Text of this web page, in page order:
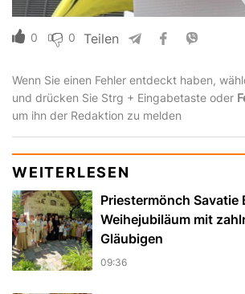
0 0 Teilen
Wenn Sie einen Fehler entdeckt haben,
und drücken Sie Strg + Eingabetaste oder
um ihn der Redaktion zu melden
WEITERLESEN
Priestermönch Savatie
Weihejubiläum mit
Gläubigen
09:36